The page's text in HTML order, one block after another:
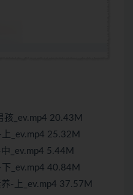
_ev.mp4 20.43M
_ev.mp4 25.32M
_ev.mp4 5.44M
_ev.mp4 40.84M
-上_ev.mp4 37.57M